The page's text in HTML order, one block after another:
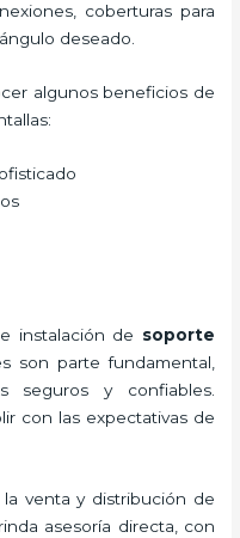
coberturas para
deseado.
algunos beneficios de
instalación de soporte
son parte fundamental,
seguros y confiables.
con las expectativas de
venta y distribución de
asesoría directa, con